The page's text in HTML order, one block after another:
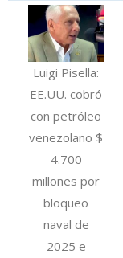
Luigi Pisella:
EE.UU. cobró
con petróleo
venezolano $
4.700
millones por
bloqueo
naval de
2025 e